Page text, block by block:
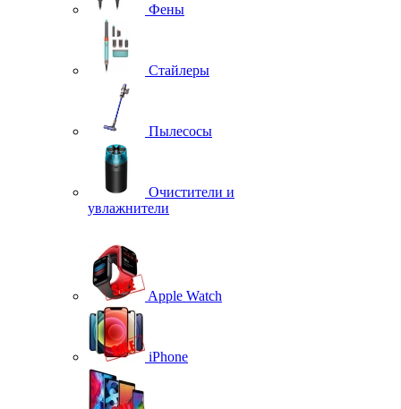
Фены
Стайлеры
Пылесосы
Очистители и
увлажнители
Apple Watch
iPhone